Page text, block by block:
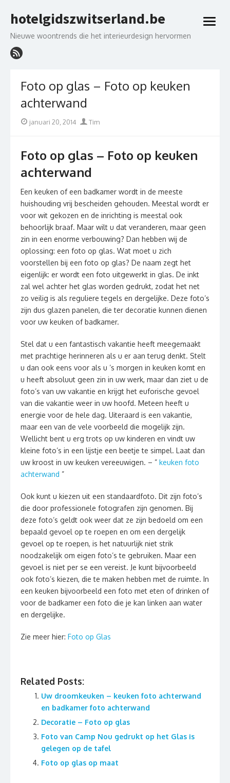
to
hotelgidszwitserland.be
Nieuwe woontrends die het interieurdesign hervormen
open
Foto op glas – Foto op keuken
achterwand
Postedjanuari 20, 2014 Author
Tim
Foto op glas – Foto op keuken
achterwand
Een keuken of een badkamer wordt in de meeste
huishouding vrij bescheiden gehouden. Meestal wordt er
voor wit gekozen en de inrichting is meestal ook
behoorlijk braaf. Maar wilt u dat veranderen, maar geen
zin in een enorme verbouwing? Dan hebben wij de
oplossing: een foto op glas. Wat moet u zich
voorstellen bij een foto op glas? De naam zegt het
eigenlijk: er wordt een foto uitgewerkt in glas. De inkt
zal wel achter het glas worden gedrukt, zodat het net
zo veilig is als reguliere tegels en dergelijke. Deze foto’s
zijn dus glazen panelen, die ter decoratie kunnen dienen
voor uw keuken of badkamer.
Stel dat u een fantastisch vakantie heeft meegemaakt
met prachtige herinneren als u er aan terug denkt. Stelt
u dan ook eens voor als u ’s morgen in keuken komt en
u heeft absoluut geen zin in uw werk, maar dan ziet u de
foto’s van uw vakantie en krijgt het euforische gevoel
van die vakantie weer in uw hoofd. Meteen heeft u
energie voor de hele dag. Uiteraard is een vakantie,
maar een van de vele voorbeeld die mogelijk zijn.
Wellicht bent u erg trots op uw kinderen en vindt uw
kleine foto’s in een lijstje een beetje te simpel. Laat dan
uw kroost in uw keuken vereeuwigen. – ” keuken foto
achterwand ”
Ook kunt u kiezen uit een standaardfoto. Dit zijn foto’s
die door professionele fotografen zijn genomen. Bij
deze foto’s geldt ook weer dat ze zijn bedoeld om een
bepaald gevoel op te roepen en om een dergelijk
gevoel op te roepen, is het natuurlijk niet strik
noodzakelijk om eigen foto’s te gebruiken. Maar een
gevoel is niet per se een vereist. Je kunt bijvoorbeeld
ook foto’s kiezen, die te maken hebben met de ruimte. In
een keuken bijvoorbeeld een foto met eten of drinken of
voor de badkamer een foto die je kan linken aan water
en dergelijke.
Zie meer hier: Foto op Glas
Related Posts:
Uw droomkeuken – keuken foto achterwand
en badkamer foto achterwand
Decoratie – Foto op glas
Foto van Camp Nou gedrukt op het Glas is
gelegen op de tafel
Foto op glas op maat